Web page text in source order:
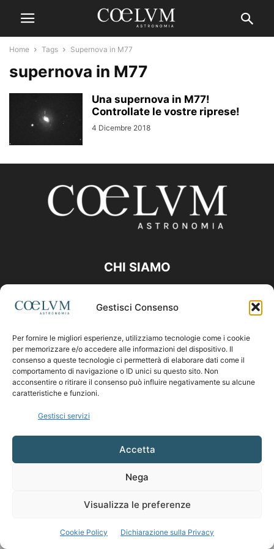
Gestisci Consenso
Per fornire le migliori esperienze, utilizziamo tecnologie come i cookie
per memorizzare e/o accedere alle informazioni del dispositivo. Il
consenso a queste tecnologie ci permetterà di elaborare dati come il
comportamento di navigazione o ID unici su questo sito. Non
acconsentire o ritirare il consenso può influire negativamente su alcune
caratteristiche e funzioni.
Gestisci servizi
Accetta
Nega
Visualizza le preferenze
Cookie Policy Dichiarazione sulla Privacy
Home Tags Supernova in M77
supernova in M77
Una supernova in M77!
Controllate le vostre riprese!
4 Dicembre 2018
CHI SIAMO
Contattaci:coelumastro@coelum.com
SEGUICI